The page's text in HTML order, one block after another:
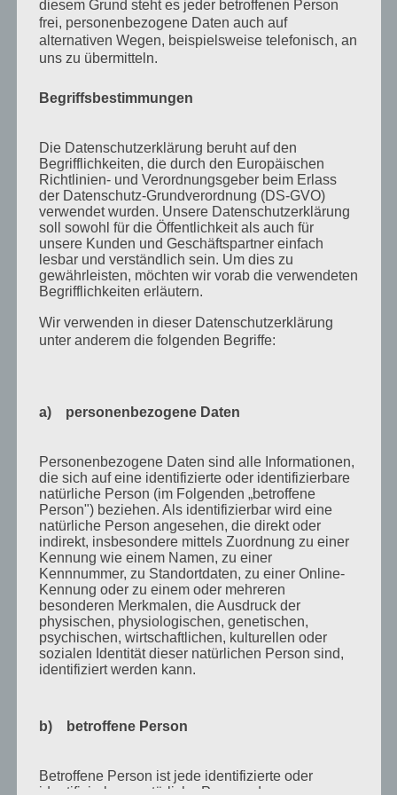
November 2011
Oktober 2011
August 2011
Juni 2011
Mai 2011
April 2011
März 2011
Februar 2011
Dezember 2010
August 2010
Juli 2010
Juni 2010
Mai 2010
April 2010
März 2010
Februar 2010
Januar 2010
Oktober 2009
August 2009
diesem Grund steht es jeder betroffenen Person
frei, personenbezogene Daten auch auf
alternativen Wegen, beispielsweise telefonisch, an
uns zu übermitteln.
Begriffsbestimmungen
Die Datenschutzerklärung beruht auf den
Begrifflichkeiten, die durch den Europäischen
Richtlinien- und Verordnungsgeber beim Erlass
der Datenschutz-Grundverordnung (DS-GVO)
verwendet wurden. Unsere Datenschutzerklärung
soll sowohl für die Öffentlichkeit als auch für
unsere Kunden und Geschäftspartner einfach
lesbar und verständlich sein. Um dies zu
gewährleisten, möchten wir vorab die verwendeten
Begrifflichkeiten erläutern.
Wir verwenden in dieser Datenschutzerklärung
unter anderem die folgenden Begriffe:
a) personenbezogene Daten
Personenbezogene Daten sind alle Informationen,
die sich auf eine identifizierte oder identifizierbare
natürliche Person (im Folgenden „betroffene
Person") beziehen. Als identifizierbar wird eine
natürliche Person angesehen, die direkt oder
indirekt, insbesondere mittels Zuordnung zu einer
Kennung wie einem Namen, zu einer
Kennnummer, zu Standortdaten, zu einer Online-
Kennung oder zu einem oder mehreren
besonderen Merkmalen, die Ausdruck der
physischen, physiologischen, genetischen,
psychischen, wirtschaftlichen, kulturellen oder
sozialen Identität dieser natürlichen Person sind,
identifiziert werden kann.
b) betroffene Person
Betroffene Person ist jede identifizierte oder
identifizierbare natürliche Person, deren